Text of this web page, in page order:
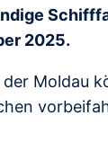
2025.
Moldau